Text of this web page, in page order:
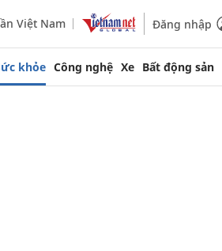
Việt Nam Đăng nhập
khỏe Công nghệ Xe Bất động sản